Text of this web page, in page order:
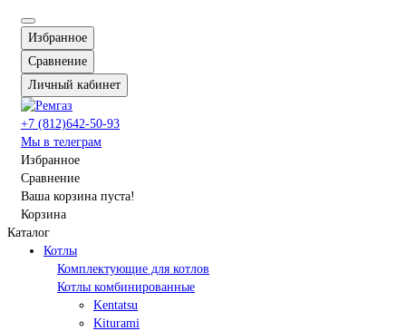
Избранное
Сравнение
Личный кабинет
+7 (812)642-50-93
Мы в телеграм
Избранное
Сравнение
Ваша корзина пуста!
Корзина
Каталог
Котлы
Комплектующие для котлов
Котлы комбинированные
Kentatsu
Kiturami